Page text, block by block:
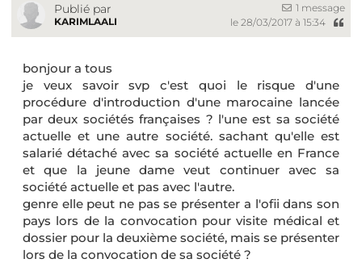
Publié par
KARIMLAALI
1 message
le 28/03/2017 à 15:34
bonjour a tous
je veux savoir svp c'est quoi le risque d'une
procédure d'introduction d'une marocaine lancée
par deux sociétés françaises ? l'une est sa société
actuelle et une autre société. sachant qu'elle est
salarié détaché avec sa société actuelle en France
et que la jeune dame veut continuer avec sa
société actuelle et pas avec l'autre.
genre elle peut ne pas se présenter a l'ofii dans son
pays lors de la convocation pour visite médical et
dossier pour la deuxième société, mais se présenter
lors de la convocation de sa société ?